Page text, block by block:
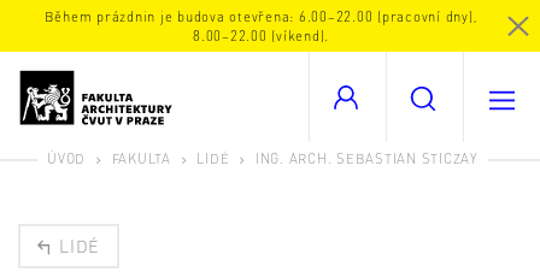
Během prázdnin je budova otevřena: 6.00–22.00 (pracovní dny),
8.00–22.00 (víkend).
ÚVOD FAKULTA LIDÉ ING. ARCH. SEBASTIAN STICZAY
LIDÉ